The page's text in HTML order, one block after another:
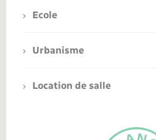
Ecole
Urbanisme
Location de salle